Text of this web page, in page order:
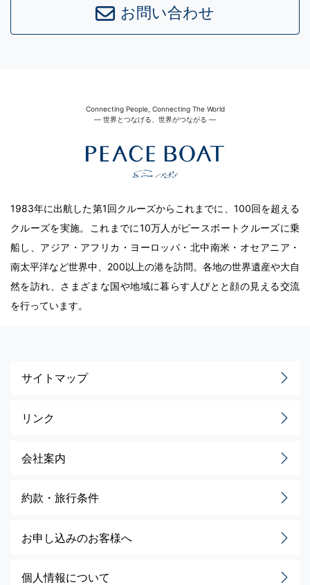
お問い合わせ
Connecting People, Connecting The World
― 世界とつなげる、世界がつながる ―
1983年に出航した第1回クルーズからこれまでに、100回を超える
クルーズを実施。これまでに10万人がピースボートクルーズに乗
船し、アジア・アフリカ・ヨーロッパ・北中南米・オセアニア・
南太平洋など世界中、200以上の港を訪問。各地の世界遺産や大自
然を訪れ、さまざまな国や地域に暮らす人びとと顔の見える交流
を行っています。
サイトマップ
リンク
会社案内
約款・旅行条件
お申し込みのお客様へ
個人情報について